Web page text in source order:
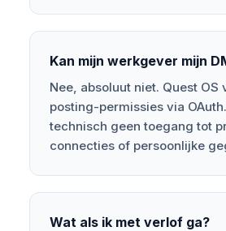
Kan mijn werkgever mijn
Nee, absoluut niet. Quest OS
posting-permissies via
technisch geen toegang tot
connecties of persoonlijke
Wat als ik met verlof ga?